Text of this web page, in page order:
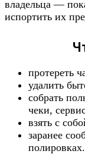
владельца —
испортить их
протереть
удалить
собрать
чеки,
взять с
заранее
полировках.